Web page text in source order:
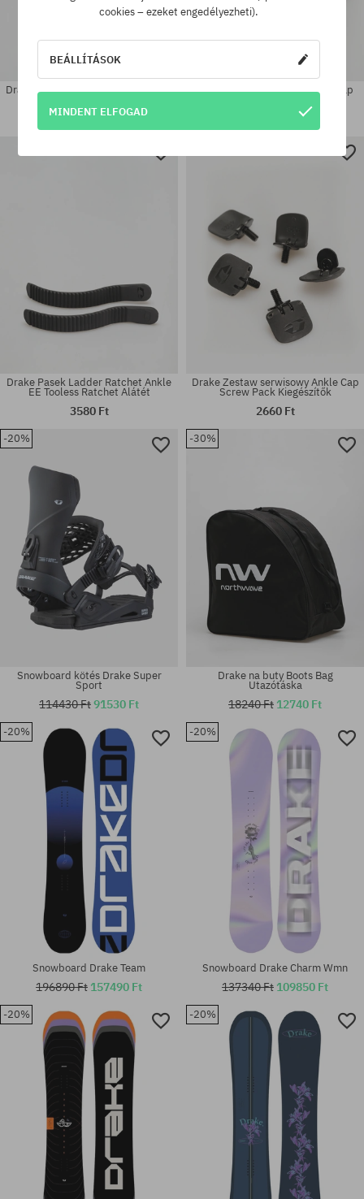
Elérhető méretek:
Elérhető méretek:
univerzális méret
Drake Pasek Toe Connector Strap 1
2660 Ft
Drake Zestaw serwisowy Toe Cap
univerzális méret
Drake Pasek Ladder Ratchet Ankle
EE Tooless Ratchet Alátét
3580 Ft
univerzális méret
Drake Zestaw serwisowy Ankle Cap
Screw Pack Kiegészítők
2660 Ft
-20%
Elérhető méretek:
L-XL; M-L; S-M
Snowboard kötés Drake Super
Sport
114430 Ft91530 Ft
-30%
univerzális méret
Drake na buty Boots Bag
Utazótáska
18240 Ft 12740 Ft
-20%
Snowboard Drake Team
196890 Ft 157490 Ft
-20%
Snowboard Drake Charm Wmn
137340 Ft 109850 Ft
-20% -20%
cookies – ezeket engedélyezheti).
BEÁLLÍTÁSOK
MINDENT ELFOGAD